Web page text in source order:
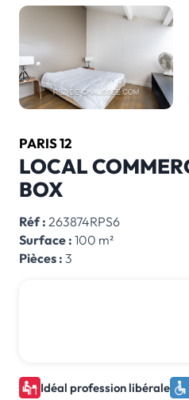
PARIS 12
LOCAL
BOX
Réf : 263874RPS6
Surface : 100 m²
Pièces : 3
Idéal profession libérale